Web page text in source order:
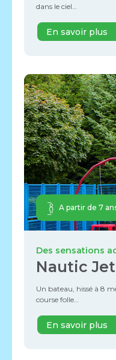
dans le ciel…
En savoir plus
A partir de 7
Des sensations
Nautic Jet
Un bateau, hissé à 8
course folle…
En savoir plus